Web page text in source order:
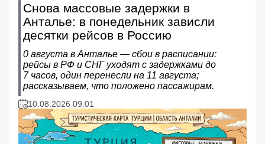
Снова массовые задержки в
Анталье: в понедельник зависли
десятки рейсов в Россию
0 августа в Анталье — сбои в расписании:
рейсы в РФ и СНГ уходят с задержками до
7 часов, один перенесли на 11 августа;
рассказываем, что положено пассажирам.
10.08.2026 09:01